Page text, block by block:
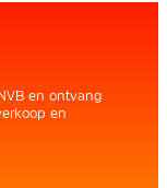
en ontvang
en